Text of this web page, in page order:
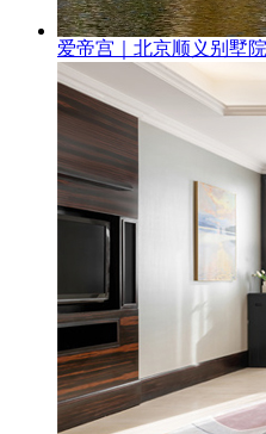
爱帝宫｜北京顺义别墅